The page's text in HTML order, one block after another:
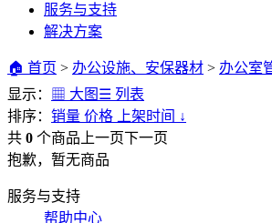
服务与支持
解决方案
🏠 首页 > 办公设施、安保器材 > 办公室
显示：
▦ 大图 ☰ 列表
排序： 销量 价格 上架时间 ↓
共 0 个商品 上一页下一页
抱歉，暂无商品
服务与支持
帮助中心